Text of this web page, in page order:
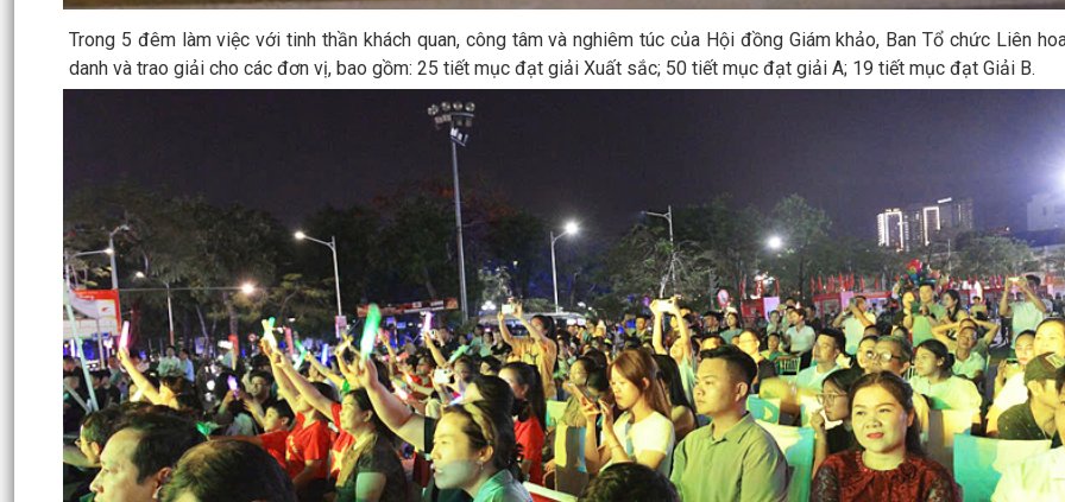
Trong 5 đêm làm việc với tinh thần khách quan, công tâm và nghiêm túc của Hội đồng Giám khảo, Ban Tổ chức Liên
danh và trao giải cho các đơn vị, bao gồm: 25 tiết mục đạt giải Xuất sắc; 50 tiết mục đạt giải A; 19 tiết mục đạt Giải B.